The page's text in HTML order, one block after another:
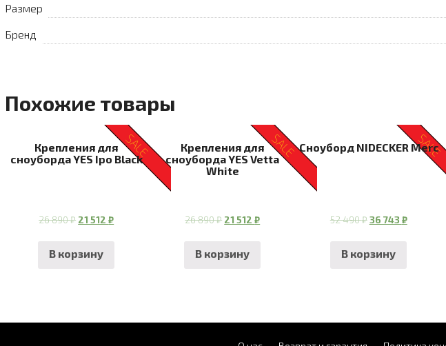
Размер
Бренд
Похожие товары
SALE
Крепления для
сноуборда YES Ipo Black
26 890₽ 21 512₽
В корзину
SALE
Крепления для
сноуборда YES Vetta
White
26 890₽ 21 512₽
В корзину
SALE
Сноуборд NIDECKER Merc
52 490₽36 743 ₽
В корзину